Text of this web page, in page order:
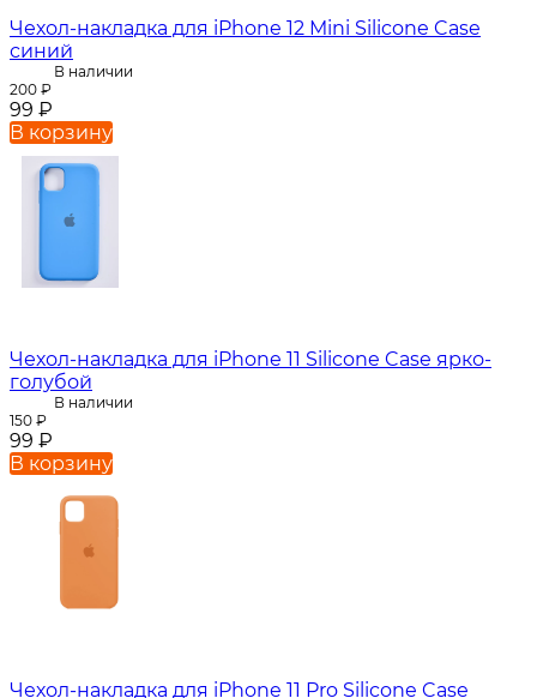
Чехол-накладка для iPhone 12 Mini Silicone Case
синий
В наличии
200 ₽
99 ₽
В корзину
Чехол-накладка для iPhone 11 Silicone Case ярко-
голубой
В наличии
150 ₽
99 ₽
В корзину
Чехол-накладка для iPhone 11 Pro Silicone Case